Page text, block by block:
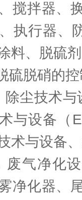
搅拌器、
执行器、
料、脱硫剂
硫脱硝的
除尘技术
与设备（
术与设备
废气净化
净化器、